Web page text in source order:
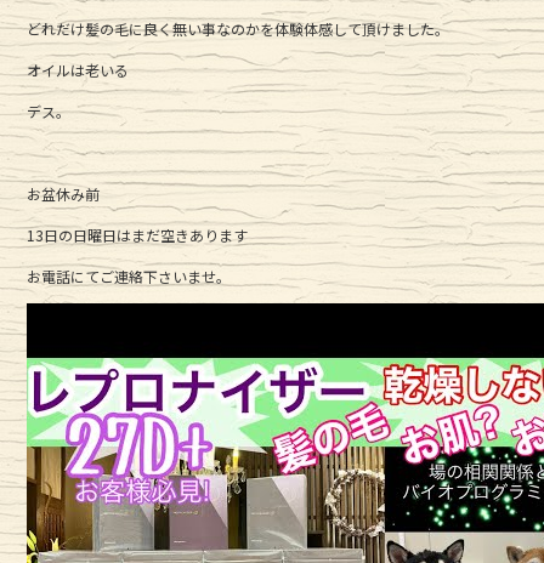
どれだけ髪の毛に良く無い事なのかを体験体感して頂けました。
オイルは老いる
デス。
お盆休み前
13日の日曜日はまだ空きあります
お電話にてご連絡下さいませ。